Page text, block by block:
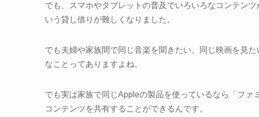
でも、スマホやタブレットの普及でいろいろなコンテン
いう貸し借りが難しくなりました。
でも夫婦や家族間で同じ音楽を聞きたい、同じ映画を見
なことってありますよね。
でも実は家族で同じAppleの製品を使っているなら「フ
コンテンツを共有することができるんです。